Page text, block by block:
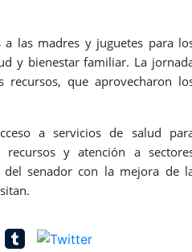
las madres y juguetes para
y bienestar familiar. La
recursos, que aprovecharon
a servicios de salud
y atención a
del senador con la mejora de